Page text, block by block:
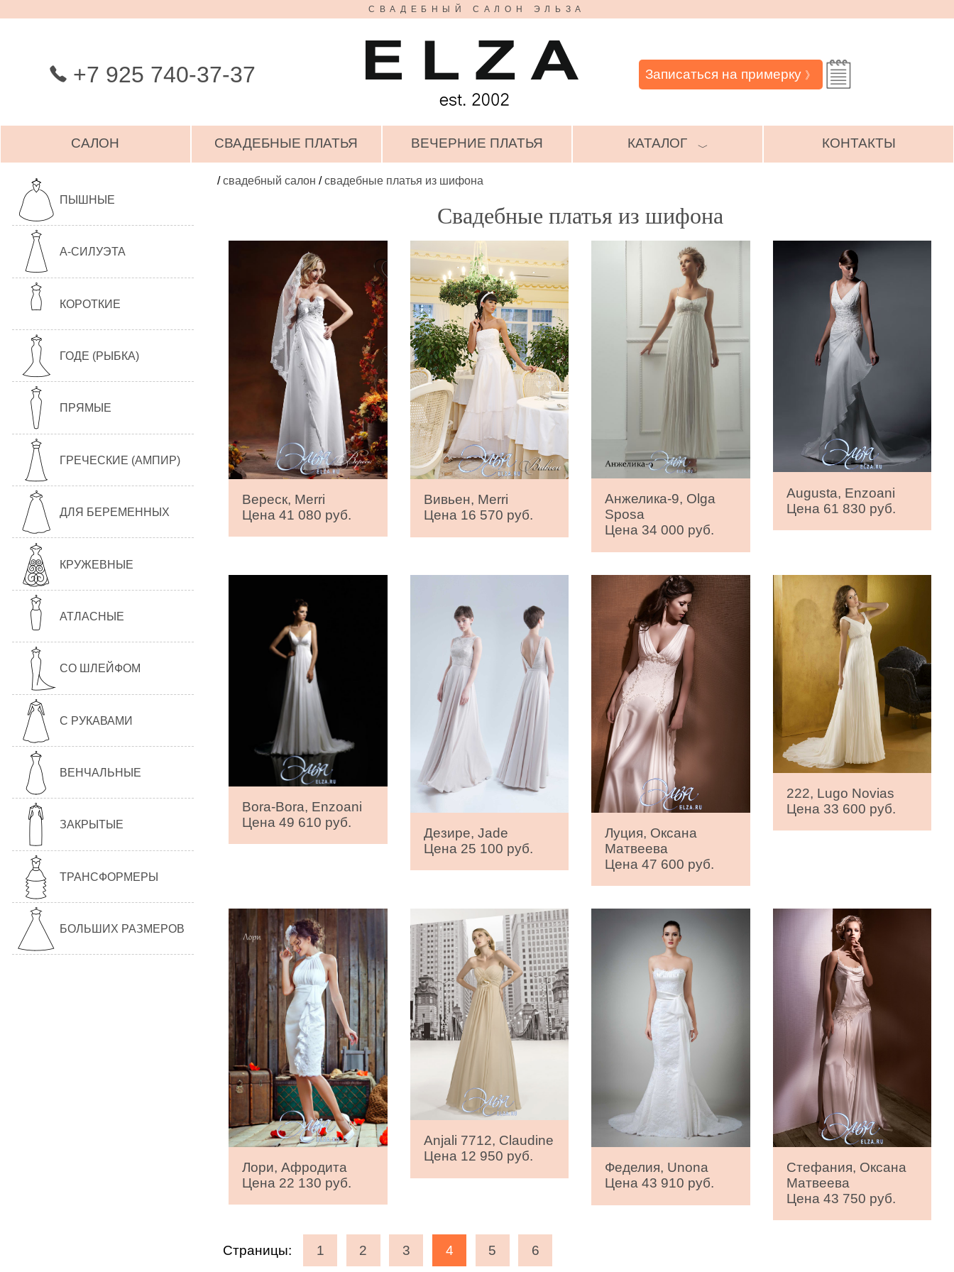
СВАДЕБНЫЙ САЛОН ЭЛЬЗА
+7 925 740-37-37 Записаться на примерку 》
САЛОН СВАДЕБНЫЕ ПЛАТЬЯ ВЕЧЕРНИЕ ПЛАТЬЯ КАТАЛОГ ﹀ КОНТАКТЫ
ПЫШНЫЕ
А-СИЛУЭТА
КОРОТКИЕ
ГОДЕ (РЫБКА)
ПРЯМЫЕ
ГРЕЧЕСКИЕ (АМПИР)
ДЛЯ БЕРЕМЕННЫХ
КРУЖЕВНЫЕ
АТЛАСНЫЕ
СО ШЛЕЙФОМ
С РУКАВАМИ
ВЕНЧАЛЬНЫЕ
ЗАКРЫТЫЕ
ТРАНСФОРМЕРЫ
БОЛЬШИХ РАЗМЕРОВ
/свадебный салон /свадебные платья из шифона
Свадебные платья из шифона
Вереск, Merri
Цена 41 080 руб.
Вивьен, Merri
Цена 16 570 руб.
Анжелика-9, Olga
Sposa
Цена 34 000 руб.
Augusta, Enzoani
Цена 61 830 руб.
Bora-Bora, Enzoani
Цена 49 610 руб.
Дезире, Jade
Цена 25 100 руб.
Луция, Оксана
Матвеева
Цена 47 600 руб.
222, Lugo Novias
Цена 33 600 руб.
Лори, Афродита
Цена 22 130 руб.
Anjali 7712, Claudine
Цена 12 950 руб.
Феделия, Unona
Цена 43 910 руб.
Стефания, Оксана
Матвеева
Цена 43 750 руб.
Страницы: 1 2 3 4 5 6